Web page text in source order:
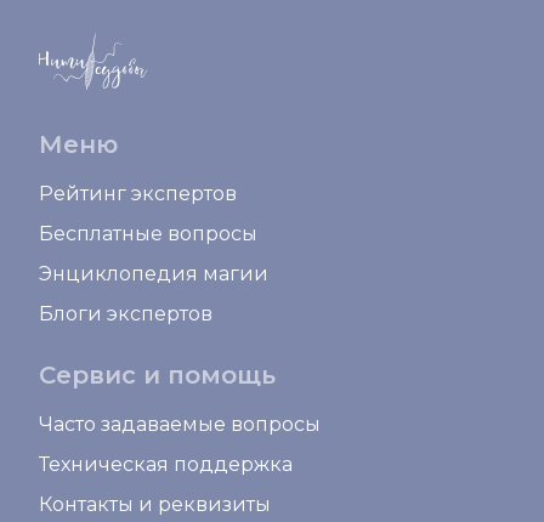
Меню
Рейтинг экспертов
Бесплатные вопросы
Энциклопедия магии
Блоги экспертов
Сервис и помощь
Часто задаваемые вопросы
Техническая поддержка
Контакты и реквизиты